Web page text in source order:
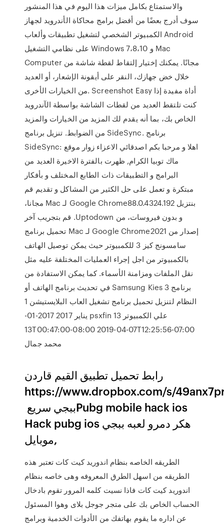
والاستمتاع بكامل ميزات هذا اليوم في هذا المنشور
سوف أدرج بعضًا من أفضل برامج محاكاة الأندرويد لجهاز
الكمبيوتر الشخصي لتشغيل تطبيقات وألعاب Android
على نظامي التشغيل Windows 7،8،10 و Mac
Computer مجانًا. يمكنك إختيار إلتقاط لقطة شاشة من
خلال خض جهازك، النقر على أيقونة الإشعار، أو العديد
من الخيارات الأخرى. Screenshot Easy أداة مفيدة إذا
كنت تلتقط العديد من لقطات الشاشة بواسطة الآندرويد
الخاص بك، بما أنه يقدم لك المزيد من الخيارات والمزيد
من الضوابط. تنزيل برنامج SideSync. برنامج
SideSync: اهلا و مرحبا بكم اصدقائي الاعزاء زوار موقع
ماك توبيا الكرام, ظهرت بالفترة الاخيرة العديد من
البرامج و التطبيقات ذات الطابع المختلف و بأفكار
مبتكرة و تعمل على حل الكثير من المشاكل و تقديم ‫قم
بنتزيل Google Chrome88.0.4324.192 لـ Mac مجانا،
و بدون فيروسات، من Uptodown. قم بتجريب آخر
إصدار من Google Chrome2021 لـ Mac تحميل برنامج
سامسونج كيز 3 للكمبيوتر حيث يمكن توصيل الهاتف
بالكمبيوتر من اجل إجراء العمليات المختلفة عليه مثل
نقل الملفات ومزامنة الأسماء. كما يمكن الاستفادة من
برنامج Samsung Kies 3 في تحديث برنامج الهاتف أو
النظام لتنزيل تحميل برنامج تشغيل العاب البلايستيشن 1
علي الكمبيوتر psxfin 13 يناير 2017 2017-01-
13T00:47:00-08:00 2019-04-07T12:25:56-07:00
محمد جمال
رابط تحميل تطبيق القيم قاردن
https://www.dropbox.com/s/
ببجي سريع ‏Pubg mobile hack ios
موبايل,
الطريقه الخاصه بنظام اندوريد كيت كات تعتبر هذه
الطريقه من اسهل الطرق المعروفه وهى خاصه بنظام
اندوريد كيت كات فاذا نسيت كلمه المرور تقوم بادخال
الحساب الخاص بك على متجر جوجل بلاى وهوا المسئول
عن اداره ما يقوم بهاتفك من الأدوات الخدمية وبرامج